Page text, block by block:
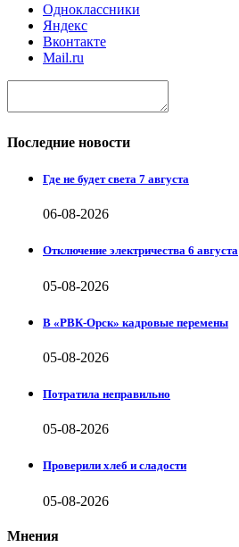
Одноклассники
Яндекс
Вконтакте
Mail.ru
Последние новости
Где не будет света 7 августа
06-08-2026
Отключение электричества 6 августа
05-08-2026
В «РВК-Орск» кадровые перемены
05-08-2026
Потратила неправильно
05-08-2026
Проверили хлеб и сладости
05-08-2026
Мнения